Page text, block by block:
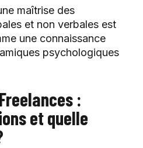
maîtrise des
et non verbales est
une connaissance
psychologiques
:
et quelle